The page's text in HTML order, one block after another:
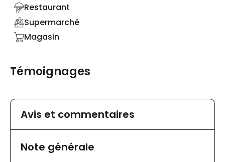
Restaurant
Supermarché
Magasin
Témoignages
Avis et commentaires
Note générale